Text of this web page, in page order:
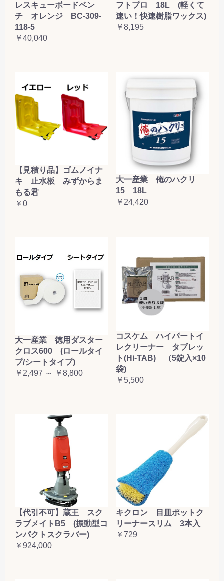
レスキューボードベン
チ オレンジ BC-309-
118-5
￥40,040
フトプロ 18L (軽くて
速い！快速樹脂ワックス)
￥8,195
【見積り品】ゴムノイナ
キ 止水板 みずからま
もる君
￥0
大一産業 俺のハクリ
15 18L
￥24,420
大一産業 徳用ダスター
クロス600 (ロールタイ
プ/シートタイプ)
￥2,497 ～ ￥8,800
コスケム ハイパートイ
レクリーナー タブレッ
ト(Hi-TAB) （5錠入×10
袋)
￥5,500
【代引不可】蔵王 スク
ラブメイトB5 (振動型コ
ンパクトスクラバー)
￥924,000
キクロン 目皿ポットク
リーナースリム 3本入
￥729